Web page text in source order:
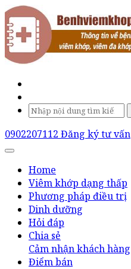
0902207112 Đăng ký tư vấn
Home
Viêm khớp dạng thấp
Phương pháp điều trị
Dinh dưỡng
Hỏi đáp
Chia sẻ
Cảm nhận khách hàng
Điểm bán